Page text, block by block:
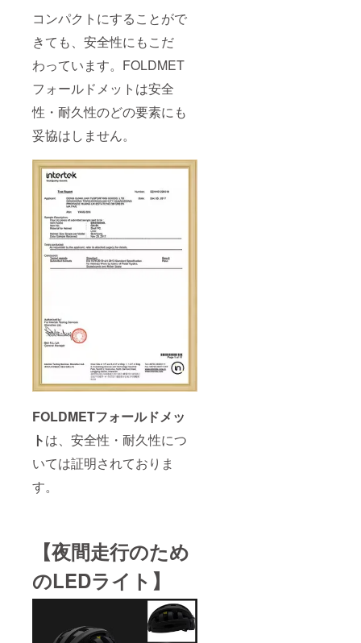
コンパクトにすることがで
きても、安全性にもこだ
わっています。FOLDMET
フォールドメットは安全
性・耐久性のどの要素にも
妥協はしません。
FOLDMETフォールドメッ
トは、安全性・耐久性につ
いては証明されておりま
す。
【夜間走行のため
のLEDライト】